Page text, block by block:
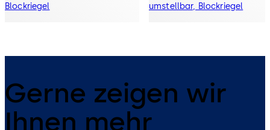
Blockriegel
umstellbar, Blockriegel
Gerne zeigen wir
Ihnen mehr